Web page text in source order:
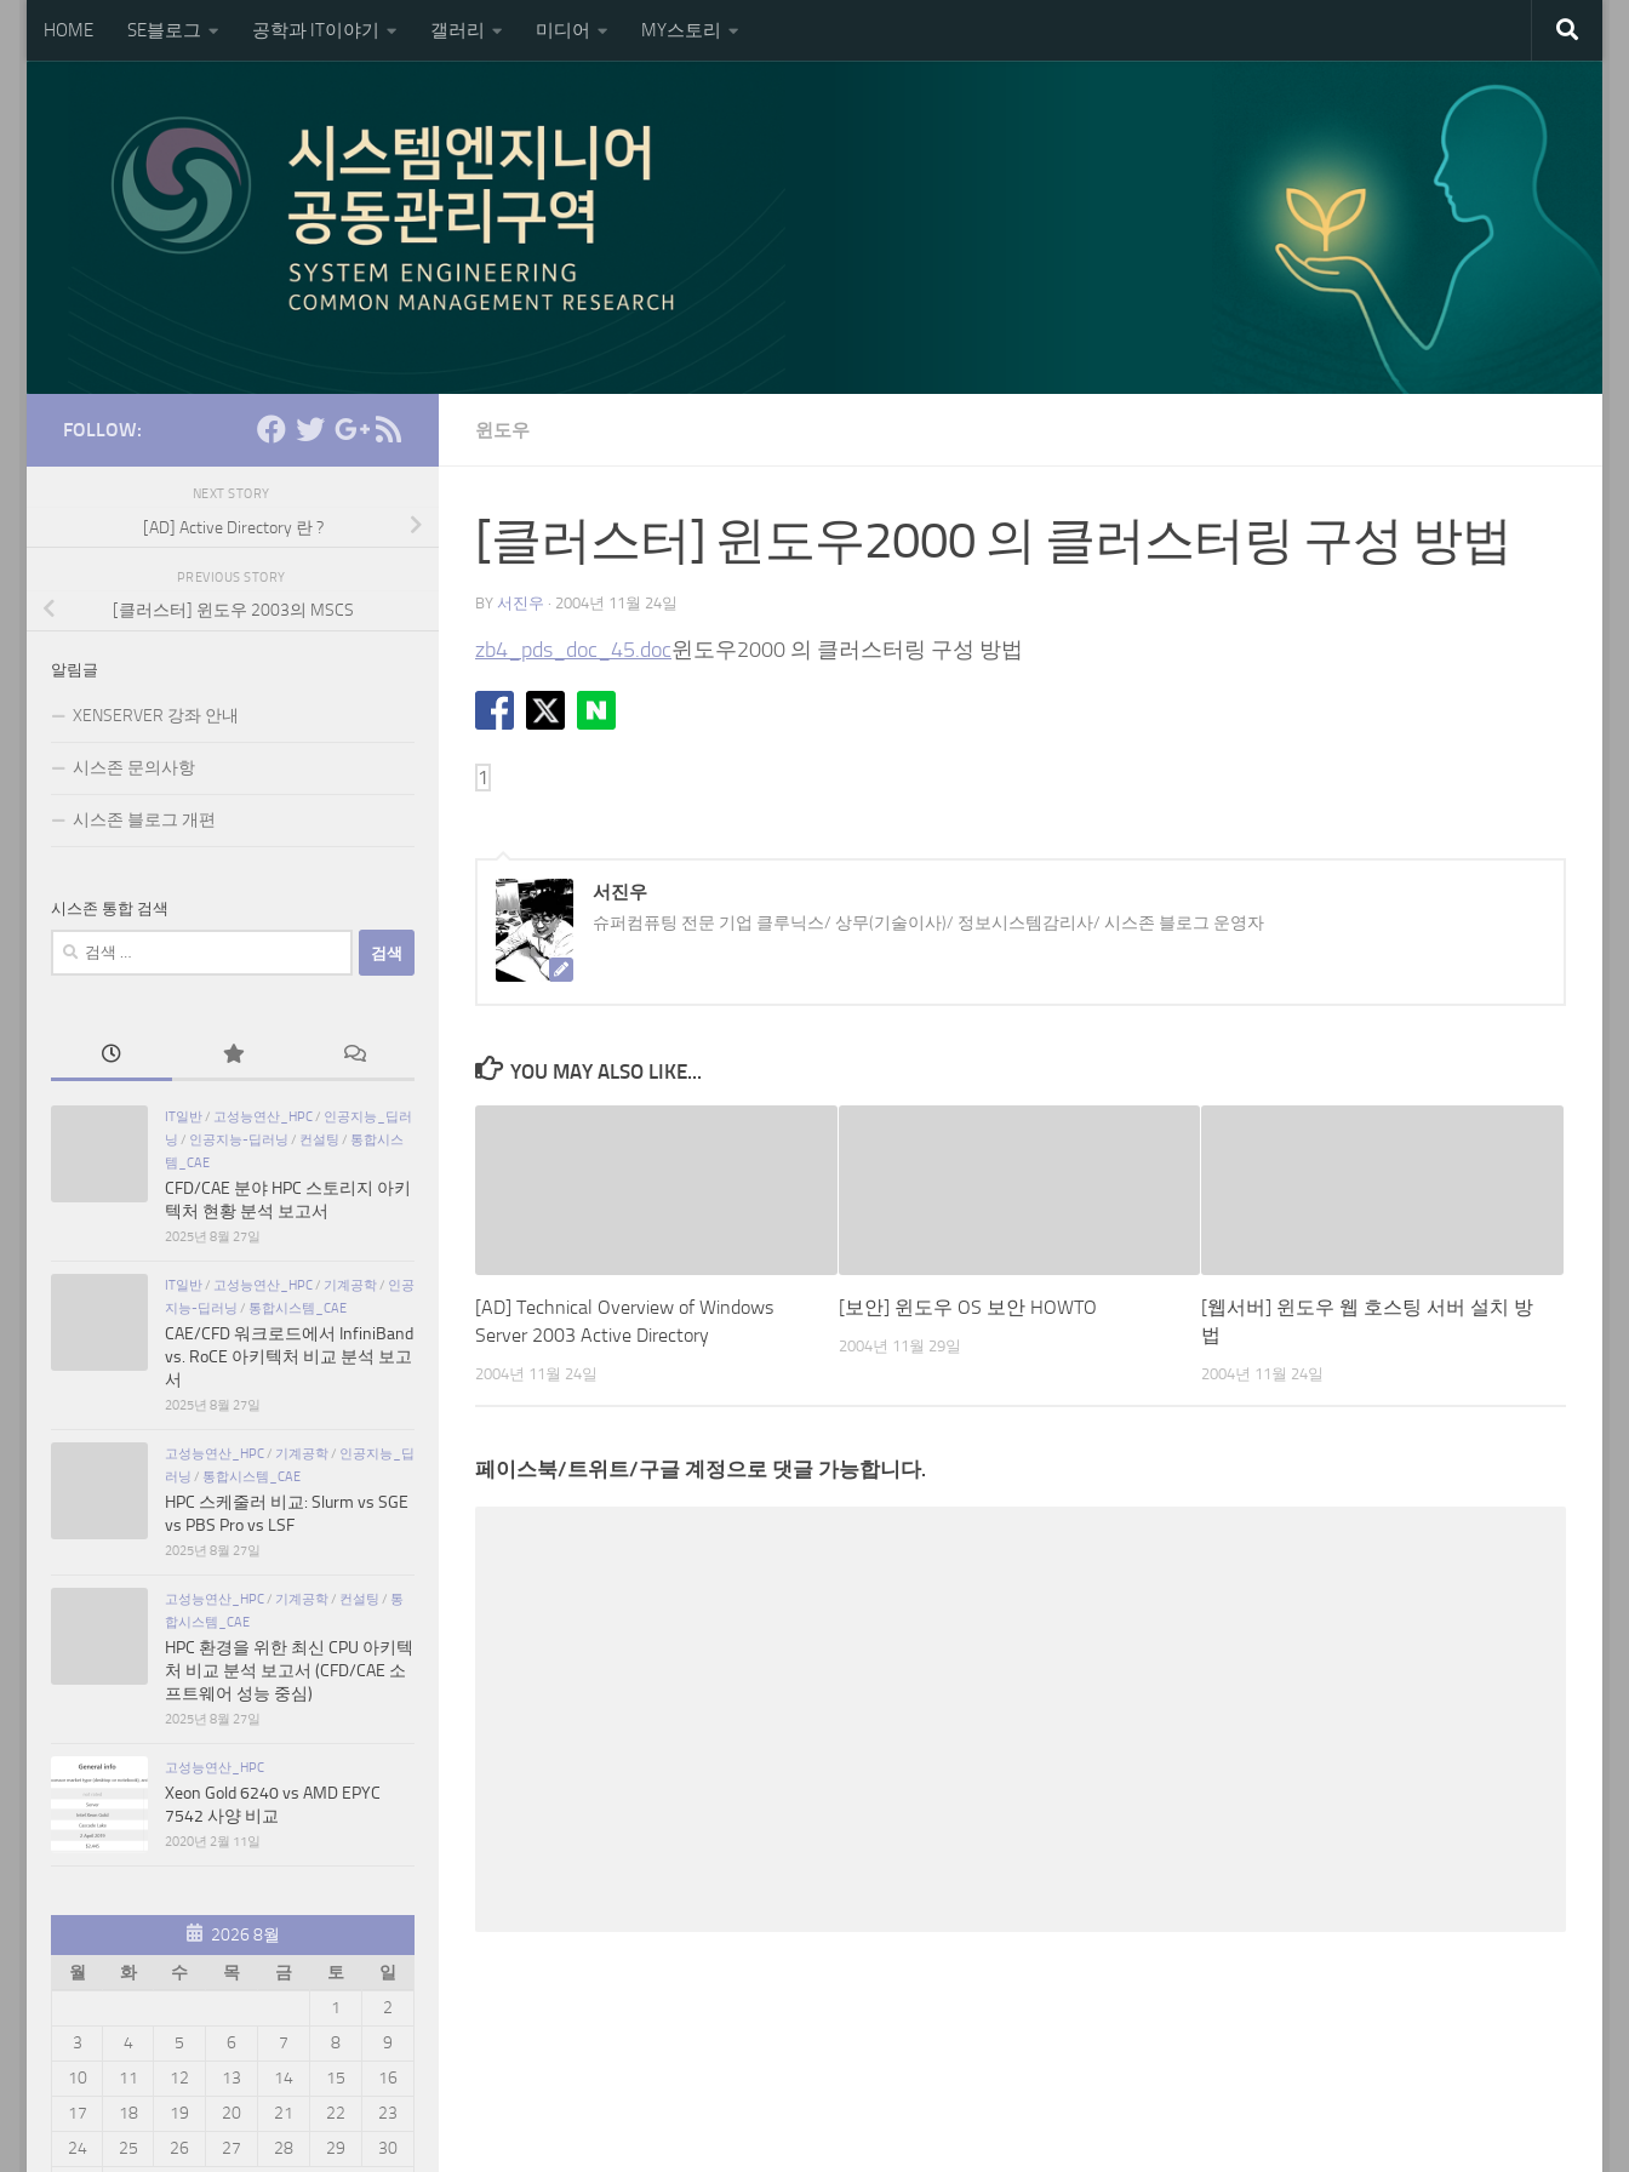
Skip to content
HOME SE블로그 공학과 IT이야기 갤러리 미디어 MY스토리
윈도우
[클러스터] 윈도우2000 의 클러스터링 구성 방법
BY 서진우 · 2004년 11월 24일
zb4_pds_doc_45.doc윈도우2000 의 클러스터링 구성 방법
서진우
슈퍼컴퓨팅 전문 기업 클루닉스/ 상무(기술이사)/ 정보시스템감리사/ 시스존 블로그 운영자
YOU MAY ALSO LIKE...
[AD] Technical Overview of Windows
Server 2003 Active Directory
2004년 11월 24일
[보안] 윈도우 OS 보안 HOWTO
2004년 11월 29일
[웹서버] 윈도우 웹 호스팅 서버 설치 방
법
2004년 11월 24일
페이스북/트위트/구글 계정으로 댓글 가능합니다.
FOLLOW:
NEXT STORY
[AD] Active Directory 란 ?
PREVIOUS STORY
[클러스터] 윈도우 2003의 MSCS
알림글
XENSERVER 강좌 안내
시스존 문의사항
시스존 블로그 개편
시스존 통합 검색
검
IT일반/ 고성능연산_HPC/ 인공지능_딥러
닝 / 인공지능-딥러닝 / 컨설팅 / 통합시스
템_CAE
CFD/CAE 분야 HPC 스토리지 아키
텍처 현황 분석 보고서
2025년 8월 27일
IT일반/ 고성능연산_HPC/ 기계공학/ 인공
지능-딥러닝 / 통합시스템_CAE
CAE/CFD 워크로드에서 InfiniBand
vs. RoCE 아키텍처 비교 분석 보고
서
2025년 8월 27일
고성능연산_HPC/ 기계공학/ 인공지능_딥
러닝 / 통합시스템_CAE
HPC 스케줄러 비교: Slurm vs SGE
vs PBS Pro vs LSF
2025년 8월 27일
고성능연산_HPC/ 기계공학/ 컨설팅 / 통
합시스템_CAE
HPC 환경을 위한 최신 CPU 아키텍
처 비교 분석 보고서 (CFD/CAE 소
프트웨어 성능 중심)
2025년 8월 27일
고성능연산_HPC
Xeon Gold 6240 vs AMD EPYC
7542 사양 비교
2020년 2월 11일
2026 8월
월
화 수 목 금 토
일
1
2
3
4 5 6 7 8
9
10
11 12 13 14 15
16
17
18 19 20 21 22
23
24
25 26 27 28 29 30